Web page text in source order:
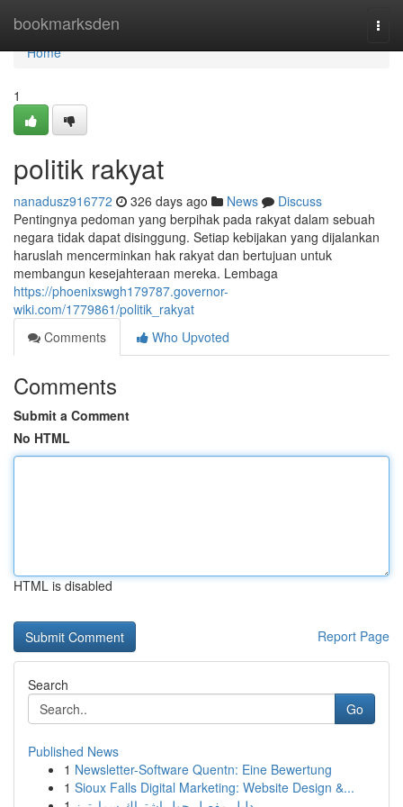
bookmarksden
Home
Home
1
politik rakyat
nanadusz916772 326 days ago News
Discuss
Pentingnya pedoman yang berpihak pada rakyat dalam sebuah
negara tidak dapat disinggung. Setiap kebijakan yang dijalankan
haruslah mencerminkan hak rakyat dan bertujuan untuk
membangun kesejahteraan mereka. Lembaga
https://phoenixswgh179787.governor-
wiki.com/1779861/politik_rakyat
Comments
Who Upvoted
Comments
Submit a Comment
No HTML
HTML is disabled
Report Page
Search
Go
Published News
1 Newsletter-Software Quentn: Eine Bewertung
1 Sioux Falls Digital Marketing: Website Design &...